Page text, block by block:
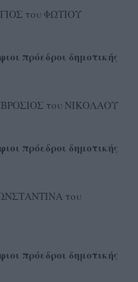
του ΦΩΤΙΟΥ
πρόεδροι δημοτικής
του ΝΙΚΟΛΑΟΥ
πρόεδροι δημοτικής
του
πρόεδροι δημοτικής